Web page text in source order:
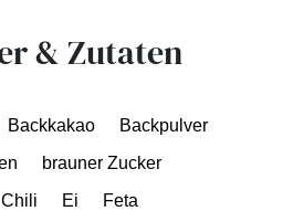
& Zutaten
Backkakao
Backpulver
brauner Zucker
Chili Ei
Feta